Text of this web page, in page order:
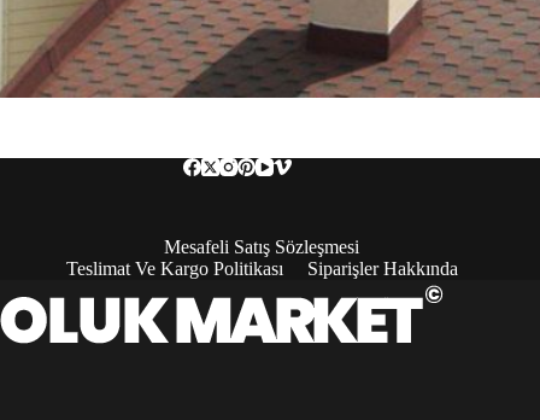
Mesafeli Satış Sözleşmesi
Teslimat Ve Kargo Politikası
Siparişler Hakkında